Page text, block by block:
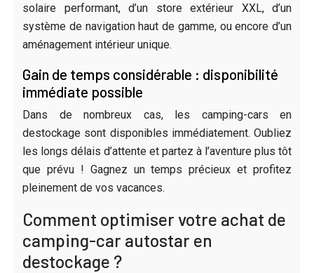
solaire performant, d’un store extérieur XXL, d’un
système de navigation haut de gamme, ou encore d’un
aménagement intérieur unique.
Gain de temps considérable : disponibilité
immédiate possible
Dans de nombreux cas, les camping-cars en
destockage sont disponibles immédiatement. Oubliez
les longs délais d’attente et partez à l’aventure plus tôt
que prévu ! Gagnez un temps précieux et profitez
pleinement de vos vacances.
Comment optimiser votre achat de
camping-car autostar en
destockage ?